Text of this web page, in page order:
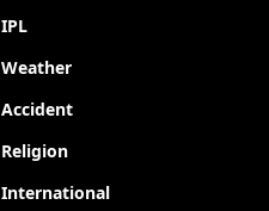
IPL
Weather
Accident
Religion
International